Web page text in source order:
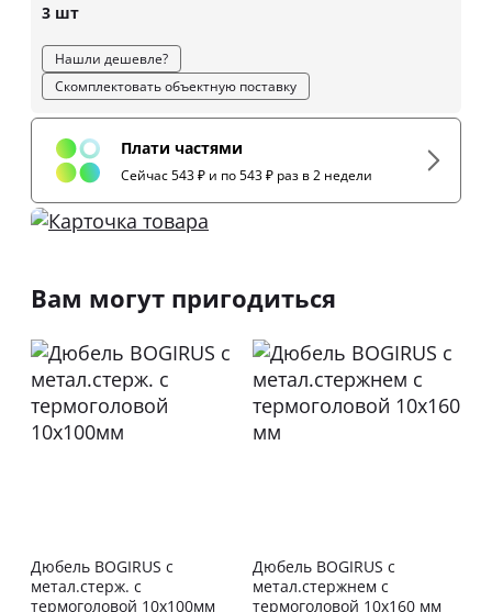
3 шт
Нашли дешевле?
Скомплектовать объектную поставку
Плати частями
Сейчас 543 ₽ и по 543 ₽ раз в 2 недели
Вам могут пригодиться
Дюбель BOGIRUS с
метал.стерж. с
термоголовой 10х100мм
Дюбель BOGIRUS с
метал.стержнем с
термоголовой 10х160 мм